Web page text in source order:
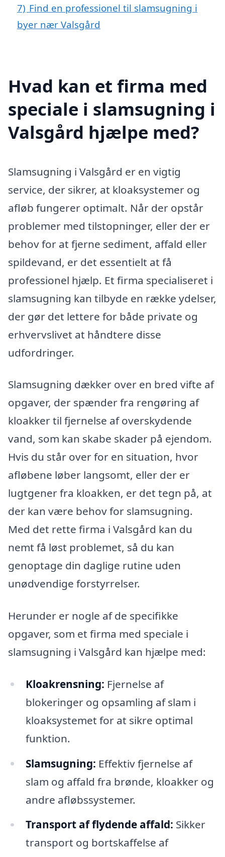
7) Find en professionel til slamsugning i
byer nær Valsgård
Hvad kan et firma med
speciale i slamsugning i
Valsgård hjælpe med?
Slamsugning i Valsgård er en vigtig
service, der sikrer, at kloaksystemer og
afløb fungerer optimalt. Når der opstår
problemer med tilstopninger, eller der er
behov for at fjerne sediment, affald eller
spildevand, er det essentielt at få
professionel hjælp. Et firma specialiseret i
slamsugning kan tilbyde en række ydelser,
der gør det lettere for både private og
erhvervslivet at håndtere disse
udfordringer.
Slamsugning dækker over en bred vifte af
opgaver, der spænder fra rengøring af
kloakker til fjernelse af overskydende
vand, som kan skabe skader på ejendom.
Hvis du står over for en situation, hvor
afløbene løber langsomt, eller der er
lugtgener fra kloakken, er det tegn på, at
der kan være behov for slamsugning.
Med det rette firma i Valsgård kan du
nemt få løst problemet, så du kan
genoptage din daglige rutine uden
unødvendige forstyrrelser.
Herunder er nogle af de specifikke
opgaver, som et firma med speciale i
slamsugning i Valsgård kan hjælpe med:
Kloakrensning: Fjernelse af
blokeringer og opsamling af slam i
kloaksystemet for at sikre optimal
funktion.
Slamsugning: Effektiv fjernelse af
slam og affald fra brønde, kloakker og
andre afløbssystemer.
Transport af flydende affald: Sikker
transport og bortskaffelse af